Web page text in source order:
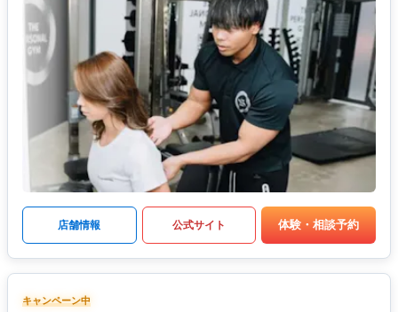
店舗情報 公式サイト 体験・相談予約
キャンペーン中